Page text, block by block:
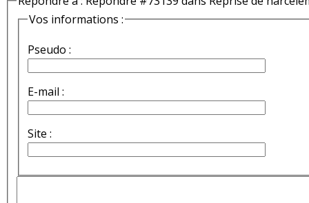
Vos informations :
Pseudo :
E-mail :
Site :